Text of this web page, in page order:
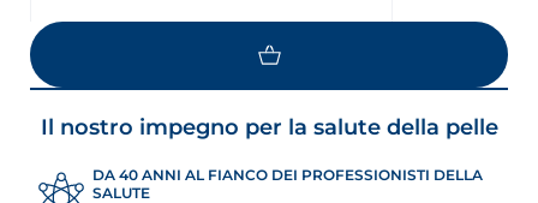
Il nostro impegno per la salute della pelle
DA 40 ANNI AL FIANCO DEI PROFESSIONISTI DELLA
SALUTE